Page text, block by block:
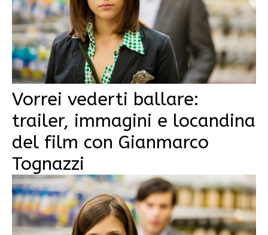
Vorrei vederti ballare:
trailer, immagini e locandina
del film con Gianmarco
Tognazzi